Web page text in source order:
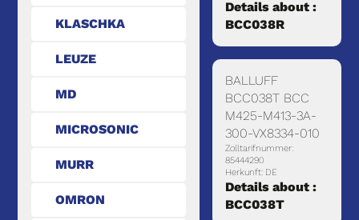
KLASCHKA
LEUZE
MD
MICROSONIC
MURR
OMRON
Details about :
BCC038R
BALLUFF
BCC038T BCC
M425-M413-3A-
300-VX8334-010
Zolltarifnummer:
85444290
Herkunft: DE
Details about :
BCC038T